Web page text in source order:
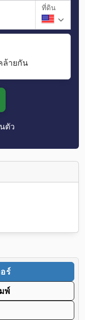
ที่ดิน
ล้ายกัน
ตัว
ร์
พ์